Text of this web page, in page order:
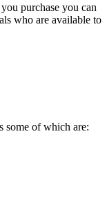
purchase you can
who are available to
some of which are: